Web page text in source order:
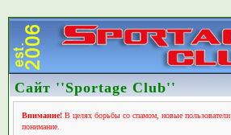
Сайт ''Sportage Club''
Внимание!В целях борьбы со спамом, новые пользователи
понимание.